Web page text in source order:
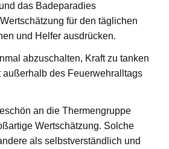
das Badeparadies
für den täglichen
und Helfer ausdrücken.
abzuschalten, Kraft zu tanken
außerhalb des Feuerwehralltags
an die Thermengruppe
Wertschätzung. Solche
als selbstverständlich und